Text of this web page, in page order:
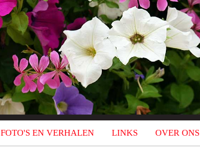
FOTO'S EN VERHALEN LINKS OVER ONS